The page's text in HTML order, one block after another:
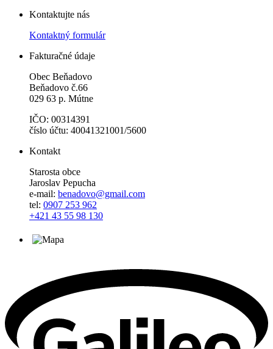
Kontaktujte nás
Kontaktný formulár
Fakturačné údaje
Obec Beňadovo
Beňadovo č.66
029 63 p. Mútne
IČO: 00314391
číslo účtu: 40041321001/5600
Kontakt
Starosta obce
Jaroslav Pepucha
e-mail: benadovo@gmail.com
tel: 0907 253 962
+421 43 55 98 130